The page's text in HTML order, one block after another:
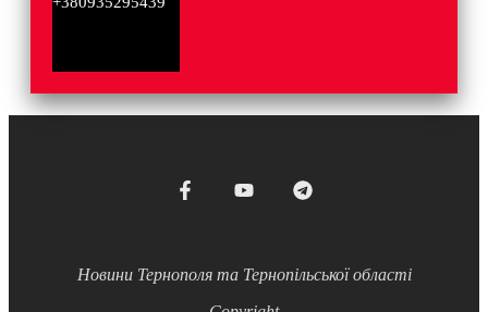
Новини Тернополя та Тернопільської області